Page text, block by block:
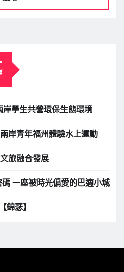
學生共營環保生態環境
岸青年福州體驗水上運動
旅融合發展
一座被時光偏愛的巴適小城
錦瑟】